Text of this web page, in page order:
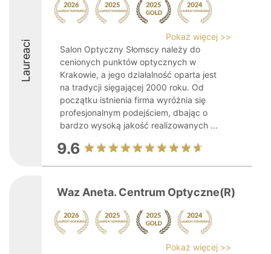
Laureaci
Pokaż więcej >>
Salon Optyczny Słomscy należy do
cenionych punktów optycznych w
Krakowie, a jego działalność oparta jest
na tradycji sięgającej 2000 roku. Od
początku istnienia firma wyróżnia się
profesjonalnym podejściem, dbając o
bardzo wysoką jakość realizowanych ...
9.6
Waz Aneta. Centrum Optyczne(R)
Pokaż więcej >>